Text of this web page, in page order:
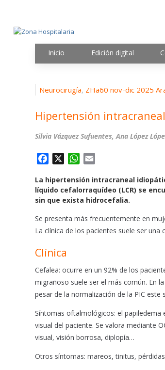
Inicio Edición digital
Neurocirugía, ZHa60 nov-dic 2025
Hipertensión
Silvia Vázquez Sufuentes, Ana López
c
e
b
o
o
W
a
t
s
A
p
a
i
l
La hipertensión intracraneal
líquido cefalorraquídeo (LCR) se
sin que exista hidrocefalia.
Se presenta más frecuentemente en
La clínica de los pacientes suele ser una
Clínica
Cefalea: ocurre en un 92% de los
migrañoso suele ser el más común. En
pesar de la normalización de la PIC este
Síntomas oftalmológicos: el papiledema
visual del paciente. Se valora mediante
visual, visión borrosa, diplopía…
Otros síntomas: mareos, tinitus,